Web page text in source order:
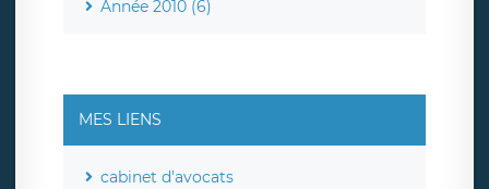
Année 2010 (6)
MES LIENS
cabinet d'avocats